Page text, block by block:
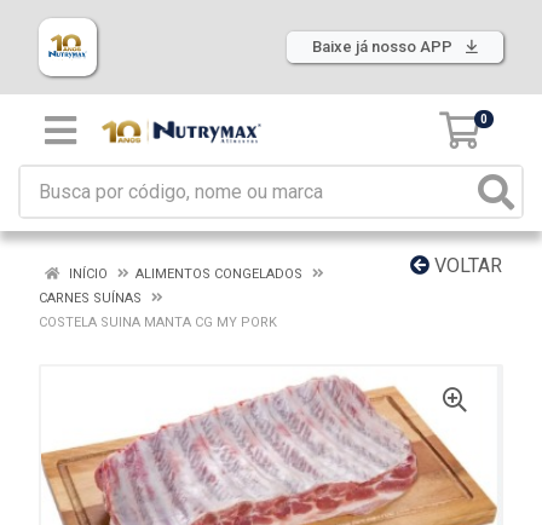
Baixe já nosso APP
0
VOLTAR
INÍCIO
ALIMENTOS CONGELADOS
CARNES SUÍNAS
COSTELA SUINA MANTA CG MY PORK